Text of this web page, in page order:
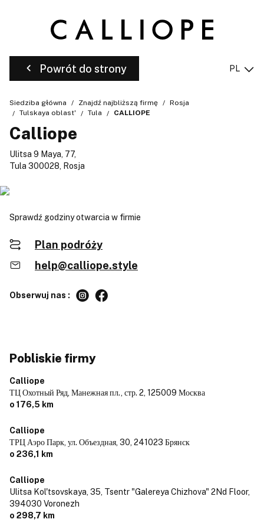
Powrót do strony PL
Siedziba główna Znajdź najbliższą firmę
Rosja
Tulskaya oblast'
Tula CALLIOPE
Calliope
Ulitsa 9 Maya, 77,
Tula 300028, Rosja
Sprawdź godziny otwarcia w firmie
Plan podróży
help@calliope.style
Obserwuj nas :
Pobliskie firmy
Calliope
ТЦ Охотный Ряд, Манежная пл., стр. 2, 125009 Москва
o 176,5 km
Calliope
ТРЦ Аэро Парк, ул. Объездная, 30, 241023 Брянск
o 236,1 km
Calliope
Ulitsa Kol'tsovskaya, 35, Tsentr "Galereya Chizhova" 2Nd Floor,
394030 Voronezh
o 298,7 km